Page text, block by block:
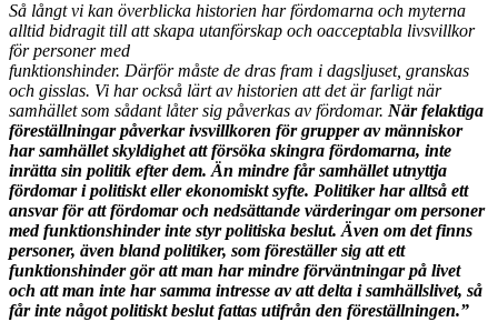
Så långt vi kan överblicka historien har fördomarna och myterna
alltid bidragit till att skapa utanförskap och oacceptabla livsvillkor
för personer med
funktionshinder. Därför måste de dras fram i dagsljuset, granskas
och gisslas. Vi har också lärt av historien att det är farligt när
samhället som sådant låter sig påverkas av fördomar. När felaktiga
föreställningar påverkar ivsvillkoren för grupper av människor
har samhället skyldighet att försöka skingra fördomarna, inte
inrätta sin politik efter dem. Än mindre får samhället utnyttja
fördomar i politiskt eller ekonomiskt syfte. Politiker har alltså ett
ansvar för att fördomar och nedsättande värderingar om personer
med funktionshinder inte styr politiska beslut. Även om det finns
personer, även bland politiker, som föreställer sig att ett
funktionshinder gör att man har mindre förväntningar på livet
och att man inte har samma intresse av att delta i samhällslivet, så
får inte något politiskt beslut fattas utifrån den föreställningen.”